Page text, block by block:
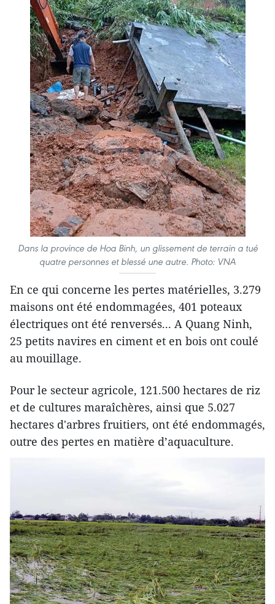
Dans la province de Hoa Binh, un glissement de terrain a tué
quatre personnes et blessé une autre. Photo: VNA
En ce qui concerne les pertes matérielles, 3.279
maisons ont été endommagées, 401 poteaux
électriques ont été renversés... A Quang Ninh,
25 petits navires en ciment et en bois ont coulé
au mouillage.
Pour le secteur agricole, 121.500 hectares de riz
et de cultures maraîchères, ainsi que 5.027
hectares d'arbres fruitiers, ont été endommagés,
outre des pertes en matière d’aquaculture.